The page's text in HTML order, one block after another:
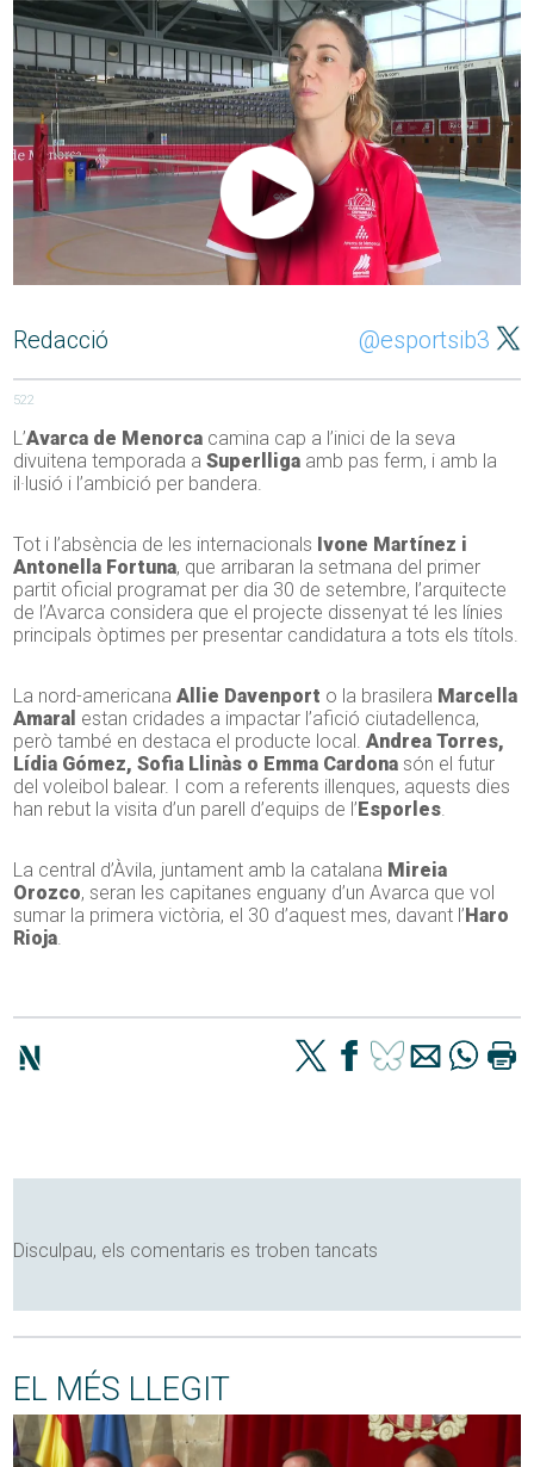
Redacció @esportsib3
522
L’Avarca de Menorca camina cap a l’inici de la seva
divuitena temporada aSuperlliga amb pas ferm, i amb la
il·lusió i l’ambició per bandera.
Tot i l’absència de les internacionals Ivone Martínez i
Antonella Fortuna, que arribaran la setmana del primer
partit oficial programat per dia 30 de setembre, l’arquitecte
de l’Avarca considera que el projecte dissenyat té les línies
principals òptimes per presentar candidatura a tots els títols.
La nord-americanaAllie Davenport o la brasilera Marcella
Amaral estan cridades a impactar l’afició ciutadellenca,
però també en destaca el producte local.Andrea Torres,
Lídia Gómez, Sofia Llinàs o Emma Cardona són el futur
del voleibol balear. I com a referents illenques, aquests dies
han rebut la visita d’un parell d’equips de l’ Esporles.
La central d’Àvila, juntament amb la catalana Mireia
Orozco, seran les capitanes enguany d’un Avarca que vol
sumar la primera victòria, el 30 d’aquest mes, davant l’ Haro
Rioja.
Disculpau, els comentaris es troben tancats
EL MÉS LLEGIT